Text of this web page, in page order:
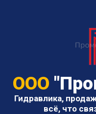
ООО
Гидравлика,
всё, что